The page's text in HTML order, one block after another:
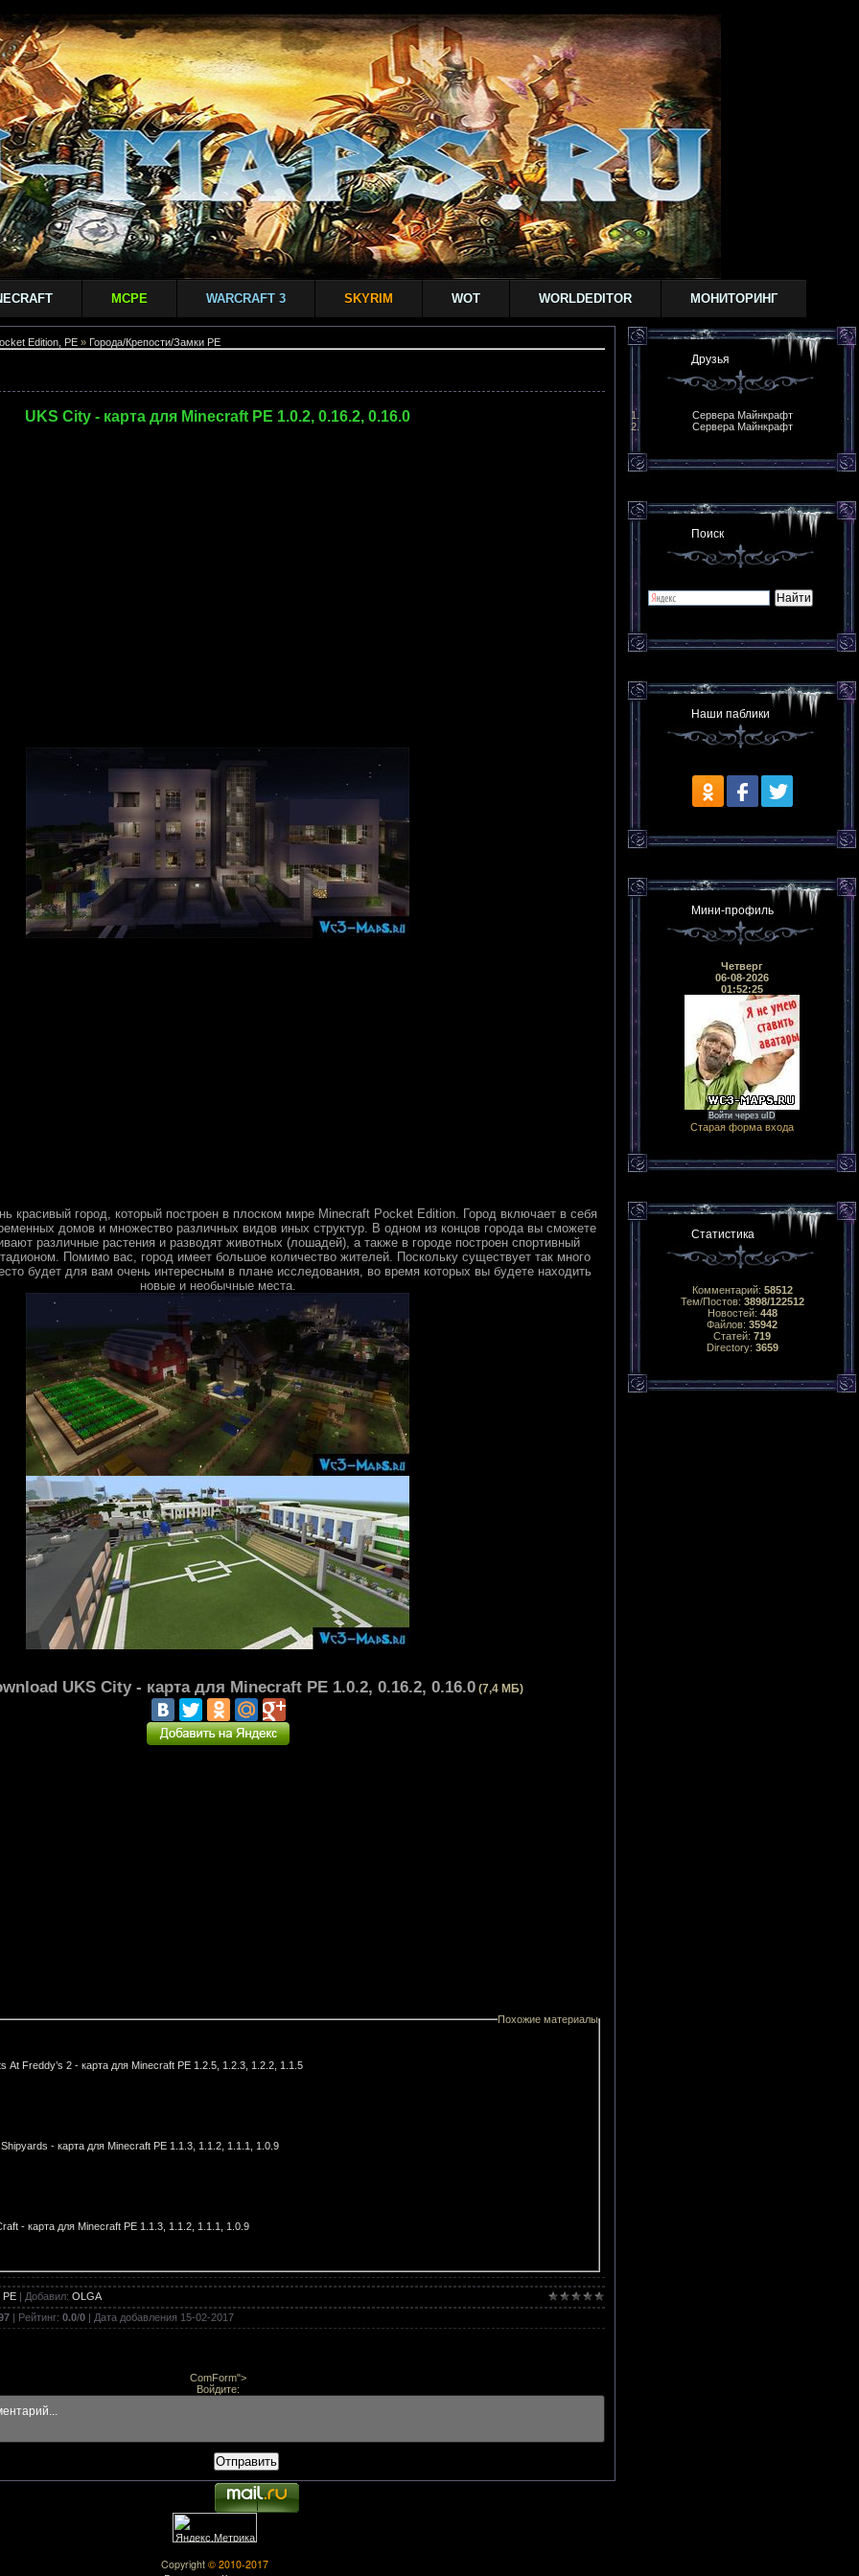
MCPE WARCRAFT 3 SKYRIM WOT WORLDEDITOR МОНИТОРИНГ
Edition, PE » Города/Крепости/Замки PE
UKS City - карта для Minecraft PE 1.0.2, 0.16.2, 0.16.0
красивый город, который построен в плоском мире Minecraft Pocket Edition. Город включает в себя
домов и множество различных видов иных структур. В одном из концов города вы сможете
различные растения и разводят животных (лошадей), а также в городе построен спортивный
Помимо вас, город имеет большое количество жителей. Поскольку существует так много
будет для вам очень интересным в плане исследования, во время которых вы будете находить
новые и необычные места.
UKS City - карта для Minecraft PE 1.0.2, 0.16.2, 0.16.0(7,4 МБ)
Похожие материалы
At Freddy’s 2 - карта для Minecraft PE 1.2.5, 1.2.3, 1.2.2, 1.1.5
- карта для Minecraft PE 1.1.3, 1.1.2, 1.1.1, 1.0.9
- карта для Minecraft PE 1.1.3, 1.1.2, 1.1.1, 1.0.9
- карта для Minecraft PE 1.1.3, 1.1.2, 1.1.1, 1.0.9
House - карта для Minecraft PE 1.1.0, 1.0.9, 1.0.8, 1.0.0
Base - карта для Minecraft PE 1.1.0, 1.0.9, 1.0.8, 1.0.0
PE | Добавил: OLGA
| Рейтинг: 0.0/0 | Дата добавления 15-02-2017
ComForm">
Войдите:
Отправить
Друзья
Сервера Майнкрафт
Сервера Майнкрафт
Поиск
Наши паблики
Мини-профиль
Четверг
06-08-2026
01:52:25
Войти через uID
Старая форма входа
Статистика
Комментарий: 58512
Тем/Постов: 3898/122512
Новостей: 448
Файлов: 35942
Статей: 719
Directory: 3659
Copyright © 2010-2017